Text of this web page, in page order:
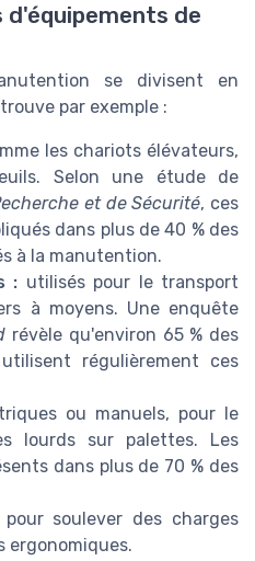
de
se divisent en
par exemple :
les chariots élévateurs,
Selon une étude de
et de Sécurité, ces
dans plus de 40 % des
à la manutention.
: utilisés pour le transport
à moyens. Une enquête
révèle qu'environ 65 % des
régulièrement ces
ou manuels, pour le
lourds sur palettes. Les
dans plus de 70 % des
soulever des charges
ergonomiques.